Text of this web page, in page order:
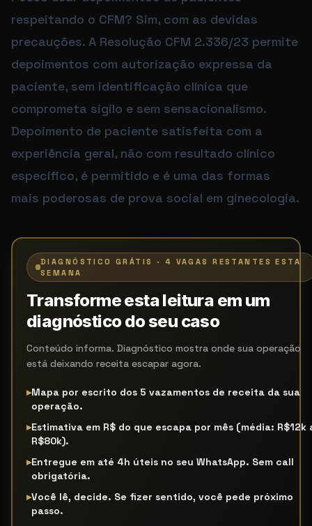
respeitando o CFM? Sim, com as devidas
precauções. A Resolução CFM 2.336/23 permite
depoimentos com autorização expressa da
paciente, sem identificação clínica que
comprometa sigilo e sem sensacionalismo.
Depoimento de paciente satisfeita com a
experiência geral, não com resultado clínico
específico, é permitido e é uma das formas
mais poderosas de prova social em ginecologia.
DIAGNÓSTICO GRÁTIS · 4 VAGAS RESTANTES ESTA
SEMANA
Transforme esta leitura em um
diagnóstico do seu caso
Conteúdo informa. Diagnóstico mostra onde sua operação
está deixando receita escapar agora.
▸Mapa por escrito dos 5 vazamentos de receita da sua
operação.
▸Estimativa em R$ do que escapa por mês (média: R$12k
R$80k).
▸Entregue em até 4h úteis no seu WhatsApp. Sem call
obrigatória.
▸Você lê, decide. Se fizer sentido, você pede próximo
passo.